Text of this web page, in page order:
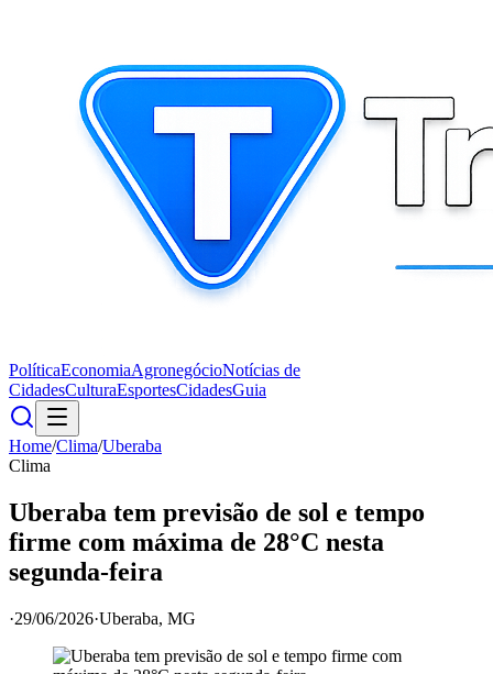
PolíticaEconomiaAgronegócioNotícias de
CidadesCulturaEsportesCidadesGuia
Home/Clima/Uberaba
Clima
Uberaba tem previsão de sol e tempo
firme com máxima de 28°C nesta
segunda-feira
·29/06/2026·Uberaba, MG